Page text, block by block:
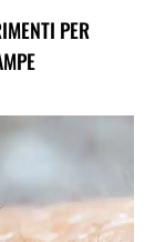
PER